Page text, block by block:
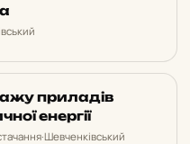
приладів
енергії
·Шевченківський